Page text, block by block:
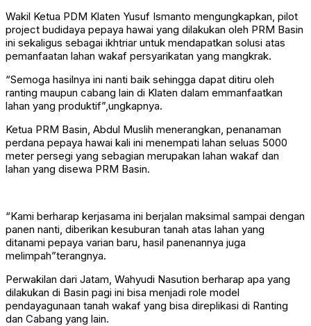
Wakil Ketua PDM Klaten Yusuf Ismanto mengungkapkan, pilot
project budidaya pepaya hawai yang dilakukan oleh PRM Basin
ini sekaligus sebagai ikhtriar untuk mendapatkan solusi atas
pemanfaatan lahan wakaf persyarikatan yang mangkrak.
“Semoga hasilnya ini nanti baik sehingga dapat ditiru oleh
ranting maupun cabang lain di Klaten dalam emmanfaatkan
lahan yang produktif”,ungkapnya.
Ketua PRM Basin, Abdul Muslih menerangkan, penanaman
perdana pepaya hawai kali ini menempati lahan seluas 5000
meter persegi yang sebagian merupakan lahan wakaf dan
lahan yang disewa PRM Basin.
“Kami berharap kerjasama ini berjalan maksimal sampai dengan
panen nanti, diberikan kesuburan tanah atas lahan yang
ditanami pepaya varian baru, hasil panenannya juga
melimpah”terangnya.
Perwakilan dari Jatam, Wahyudi Nasution berharap apa yang
dilakukan di Basin pagi ini bisa menjadi role model
pendayagunaan tanah wakaf yang bisa direplikasi di Ranting
dan Cabang yang lain.